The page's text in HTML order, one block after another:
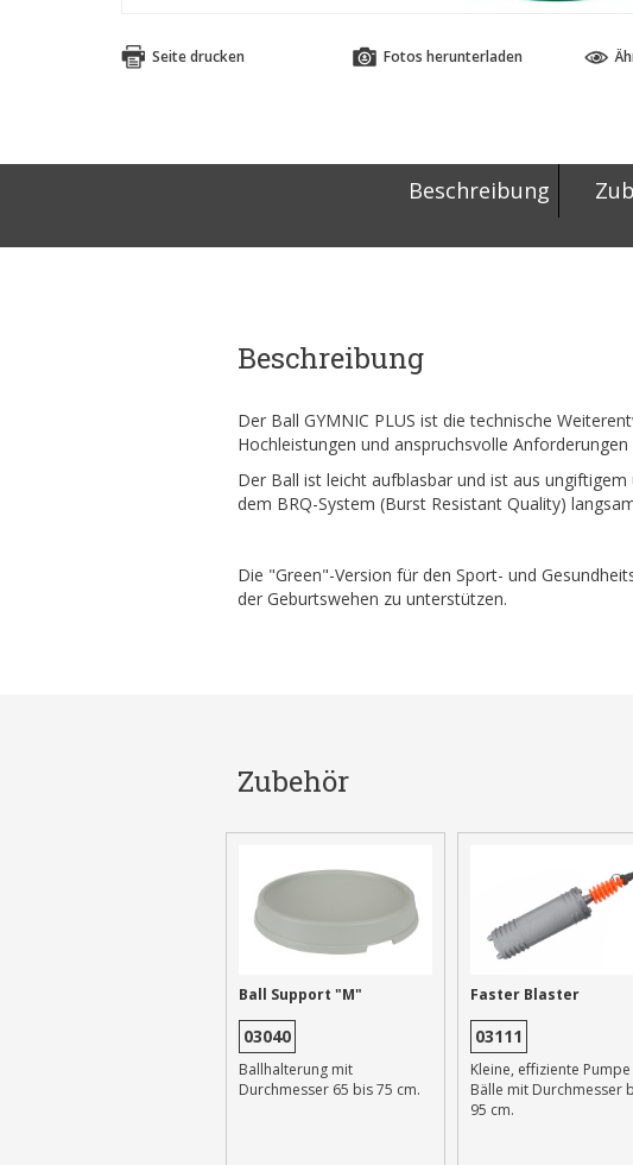
Seite drucken Fotos herunterladen
Beschreibung
Beschreibung
Der Ball GYMNIC PLUS ist die technische
Hochleistungen und anspruchsvolle Anforderungen
Der Ball ist leicht aufblasbar und ist aus
dem BRQ-System (Burst Resistant Quality)
Die "Green"-Version für den Sport- und
der Geburtswehen zu unterstützen.
Zubehör
Ball Support "M"
03040
Ballhalterung mit
Durchmesser 65 bis 75 cm.
Faster Blaster
03111
Kleine, effiziente
Bälle mit Durchmesser
95 cm.